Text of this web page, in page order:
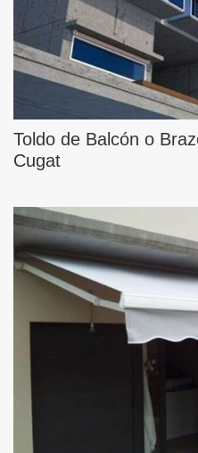
Toldo de Balcón o
Cugat